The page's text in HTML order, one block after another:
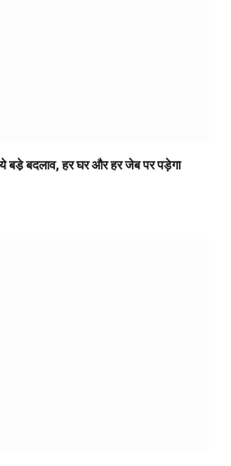
बदलाव, हर घर और हर जेब पर पड़ेगा